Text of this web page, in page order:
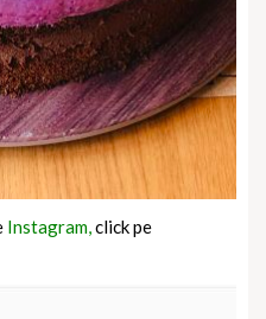
Instagram,click pe